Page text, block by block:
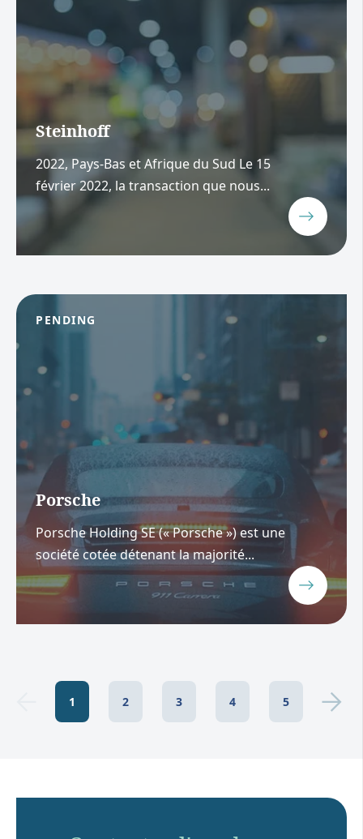
Steinhoff
2022, Pays-Bas et Afrique du Sud Le 15
février 2022, la transaction que nous...
PENDING
Porsche
Porsche Holding SE (« Porsche ») est une
société cotée détenant la majorité...
1 2 3 4 5